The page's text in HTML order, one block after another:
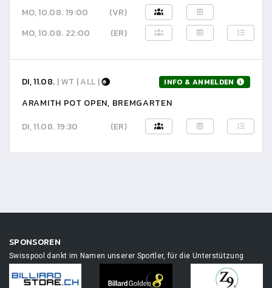
MO, 10.08. 19:00
(VR)
MO, 10.08. 22:00
(ER)
DI, 11.08. | WT | ALL | INFO & ANMELDEN
ARAMITH POT OPEN, BREMGARTEN
DI, 11.08. 19:30
(ER)
SPONSOREN
Swisspool dankt im Namen unserer Sportler, für die Unterstützung